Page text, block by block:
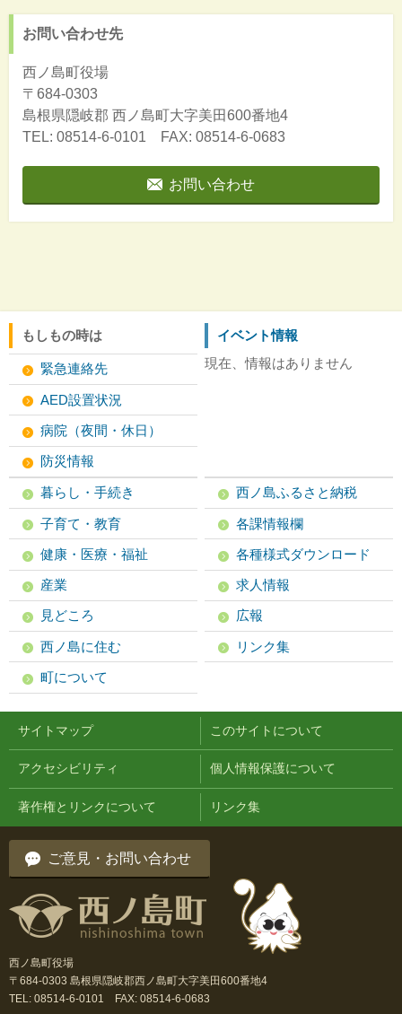
お問い合わせ先
西ノ島町役場
〒684-0303
島根県隠岐郡 西ノ島町大字美田600番地4
TEL: 08514-6-0101 FAX: 08514-6-0683
お問い合わせ
もしもの時は
緊急連絡先
AED設置状況
病院（夜間・休日）
防災情報
イベント情報
現在、情報はありません
暮らし・手続き
子育て・教育
健康・医療・福祉
産業
見どころ
西ノ島に住む
町について
西ノ島ふるさと納税
各課情報欄
各種様式ダウンロード
求人情報
広報
リンク集
サイトマップ このサイトについて
アクセシビリティ 個人情報保護について
著作権とリンクについて リンク集
ご意見・お問い合わせ
西ノ島町役場
〒684-0303 島根県隠岐郡西ノ島町大字美田600番地4
TEL: 08514-6-0101 FAX: 08514-6-0683